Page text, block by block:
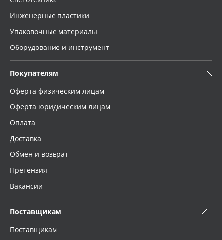
Инженерные пластики
Упаковочные материалы
Оборудование и инструмент
Покупателям
Оферта физическим лицам
Оферта юридическим лицам
Оплата
Доставка
Обмен и возврат
Претензия
Вакансии
Поставщикам
Поставщикам